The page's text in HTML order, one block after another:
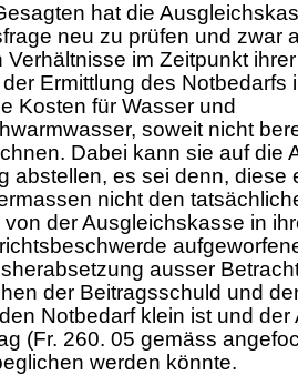
hat die
neu zu prüfen und zwar
Verhältnisse im Zeitpunkt
Ermittlung des Notbedarfs
Kosten für Wasser und
soweit nicht
Dabei kann sie auf die
abstellen, es sei denn, diese
nicht den
der Ausgleichskasse in
ausser
der Beitragsschuld und
Notbedarf klein ist und
(Fr. 260. 05 gemäss
werden könnte.